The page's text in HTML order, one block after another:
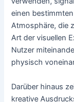
einen
Atmosphäre, die
Art der visuellen
Nutzer
physisch
Darüber hinaus
kreative